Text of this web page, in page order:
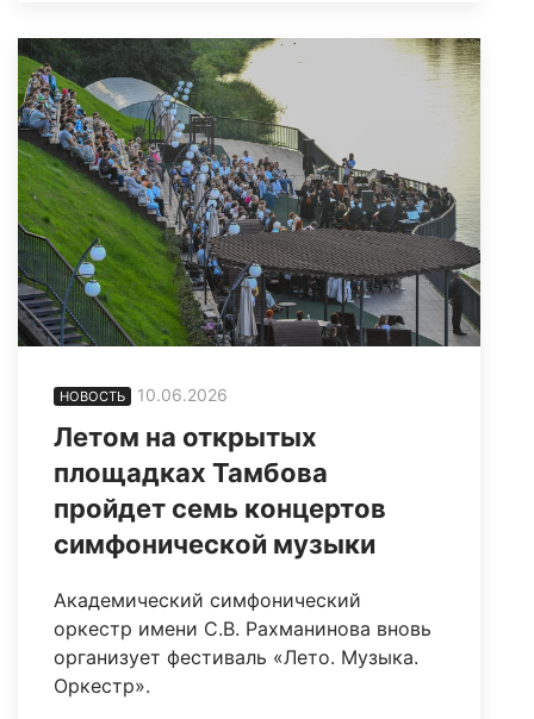
НОВОСТЬ 10.06.2026
Летом на открытых
площадках Тамбова
пройдет семь концертов
симфонической музыки
Академический симфонический
оркестр имени С.В. Рахманинова вновь
организует фестиваль «Лето. Музыка.
Оркестр».